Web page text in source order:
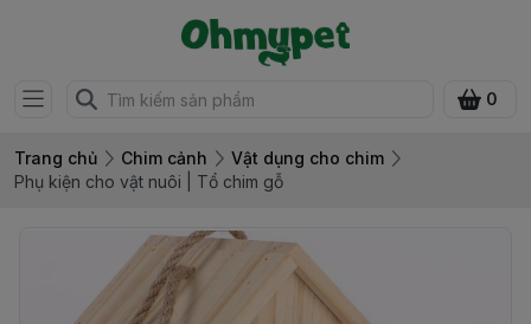
0
Trang chủ Chim cảnh
Vật dụng cho chim
Phụ kiện cho vật nuôi | Tổ chim gỗ